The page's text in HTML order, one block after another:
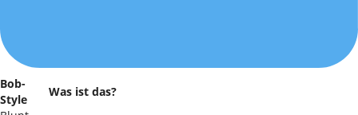
Bob-
Style
Was ist das?